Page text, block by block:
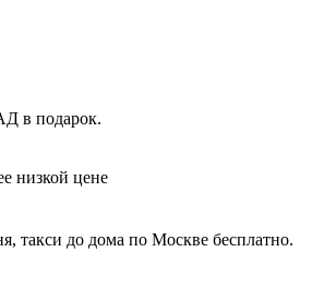
в подарок.
низкой цене
такси до дома по Москве бесплатно.